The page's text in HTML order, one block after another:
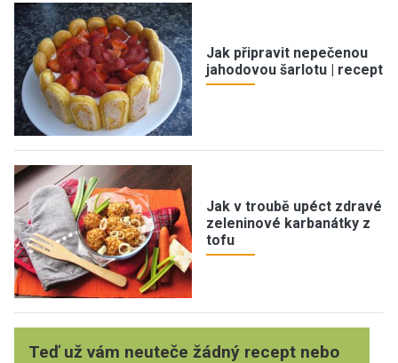
Jak připravit nepečenou
jahodovou šarlotu | recept
Jak v troubě upéct zdravé
zeleninové karbanátky z
tofu
Teď už vám neuteče žádný recept nebo